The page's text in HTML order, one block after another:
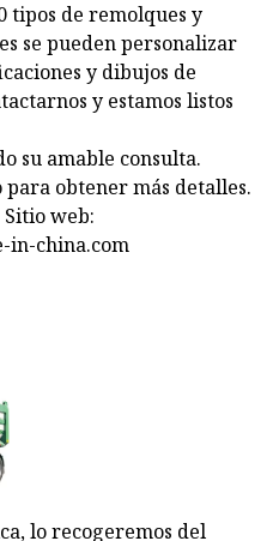
tipos de remolques y
se pueden personalizar
y dibujos de
y estamos listos
su amable consulta.
para obtener más detalles.
Sitio web:
in-china.com
lo recogeremos del